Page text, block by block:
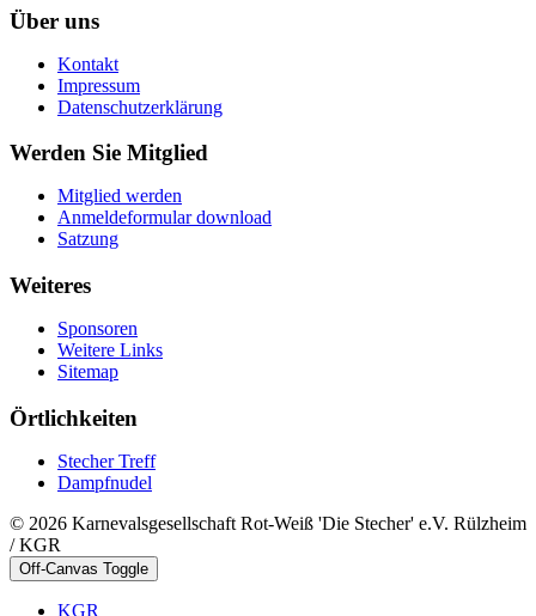
Über uns
Kontakt
Impressum
Datenschutzerklärung
Werden Sie Mitglied
Mitglied werden
Anmeldeformular download
Satzung
Weiteres
Sponsoren
Weitere Links
Sitemap
Örtlichkeiten
Stecher Treff
Dampfnudel
© 2026 Karnevalsgesellschaft Rot-Weiß 'Die Stecher' e.V. Rülzheim
/ KGR
Off-Canvas Toggle
KGR